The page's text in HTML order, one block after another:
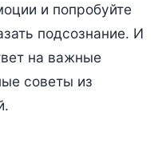
и попробуйте
подсознание. И
на важные
советы из